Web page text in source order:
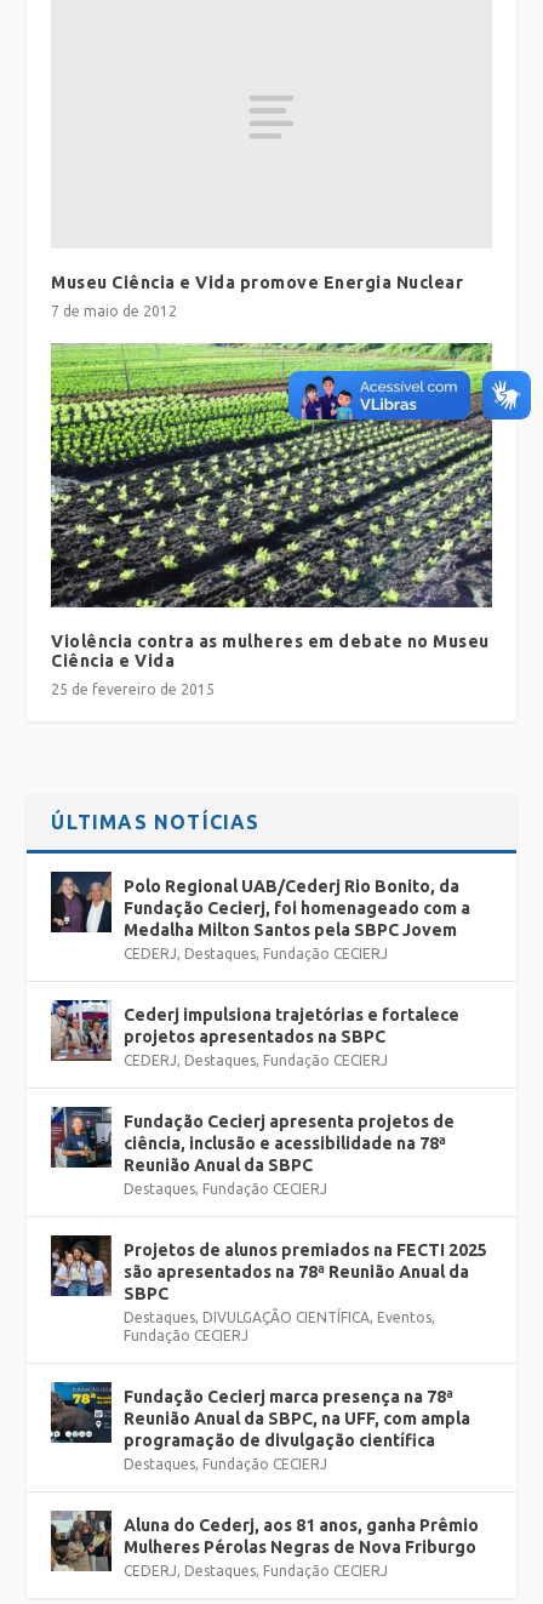
Museu Ciência e Vida promove Energia Nuclear
7 de maio de 2012
Violência contra as mulheres em debate no Museu
Ciência e Vida
25 de fevereiro de 2015
ÚLTIMAS NOTÍCIAS
Polo Regional UAB/Cederj Rio Bonito, da
Fundação Cecierj, foi homenageado com a
Medalha Milton Santos pela SBPC Jovem
CEDERJ, Destaques, Fundação CECIERJ
Cederj impulsiona trajetórias e fortalece
projetos apresentados na SBPC
CEDERJ, Destaques, Fundação CECIERJ
Fundação Cecierj apresenta projetos de
ciência, inclusão e acessibilidade na 78ª
Reunião Anual da SBPC
Destaques, Fundação CECIERJ
Projetos de alunos premiados na FECTI 2025
são apresentados na 78ª Reunião Anual da
SBPC
Destaques, DIVULGAÇÃO CIENTÍFICA, Eventos,
Fundação CECIERJ
Fundação Cecierj marca presença na 78ª
Reunião Anual da SBPC, na UFF, com ampla
programação de divulgação científica
Destaques, Fundação CECIERJ
Aluna do Cederj, aos 81 anos, ganha Prêmio
Mulheres Pérolas Negras de Nova Friburgo
CEDERJ, Destaques, Fundação CECIERJ